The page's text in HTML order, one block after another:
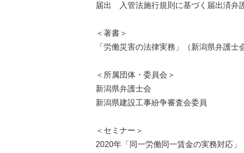
届出 入管法施行規則に基づく届出済弁
＜著書＞
「労働災害の法律実務」（新潟県弁護士
＜所属団体・委員会＞
新潟県弁護士会
新潟県建設工事紛争審査会委員
＜セミナー＞
2020年「同一労働同一賃金の実務対応